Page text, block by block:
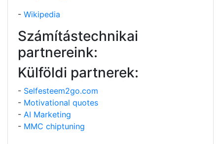
- Wikipedia
Számítástechnikai
partnereink:
Külföldi partnerek:
- Selfesteem2go.com
- Motivational quotes
- AI Marketing
- MMC chiptuning